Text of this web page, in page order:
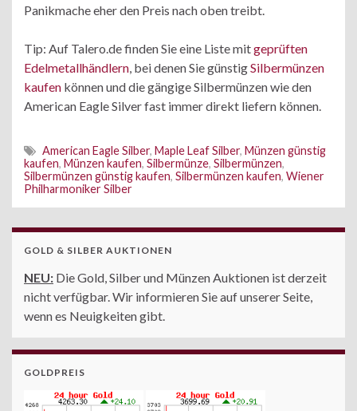
Panikmache eher den Preis nach oben treibt.
Tip: Auf Talero.de finden Sie eine Liste mitgeprüften
Edelmetallhändlern, bei denen Sie günstigSilbermünzen
kaufen können und die gängige Silbermünzen wie den
American Eagle Silver fast immer direkt liefern können.
American Eagle Silber, Maple Leaf Silber, Münzen günstig
kaufen, Münzen kaufen, Silbermünze, Silbermünzen,
Silbermünzen günstig kaufen, Silbermünzen kaufen, Wiener
Philharmoniker Silber
GOLD & SILBER AUKTIONEN
NEU: Die Gold, Silber und Münzen Auktionen ist derzeit
nicht verfügbar. Wir informieren Sie auf unserer Seite,
wenn es Neuigkeiten gibt.
GOLDPREIS